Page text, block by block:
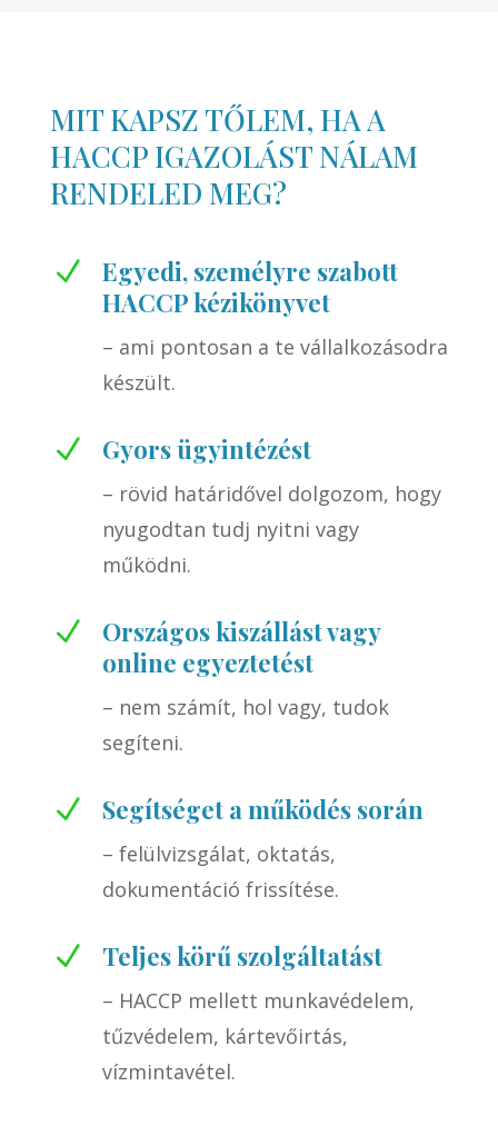
MIT KAPSZ TŐLEM, HA A
HACCP IGAZOLÁST NÁLAM
RENDELED MEG?
N
Egyedi, személyre szabott
HACCP kézikönyvet
– ami pontosan a te vállalkozásodra
készült.
N Gyors ügyintézést
– rövid határidővel dolgozom, hogy
nyugodtan tudj nyitni vagy
működni.
N
Országos kiszállást vagy
online egyeztetést
– nem számít, hol vagy, tudok
segíteni.
N Segítséget a működés során
– felülvizsgálat, oktatás,
dokumentáció frissítése.
N Teljes körű szolgáltatást
– HACCP mellett munkavédelem,
tűzvédelem, kártevőirtás,
vízmintavétel.